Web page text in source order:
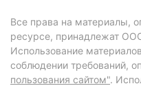
Все права на материалы,
ресурсе, принадлежат
Использование
соблюдении требований,
пользования сайтом".